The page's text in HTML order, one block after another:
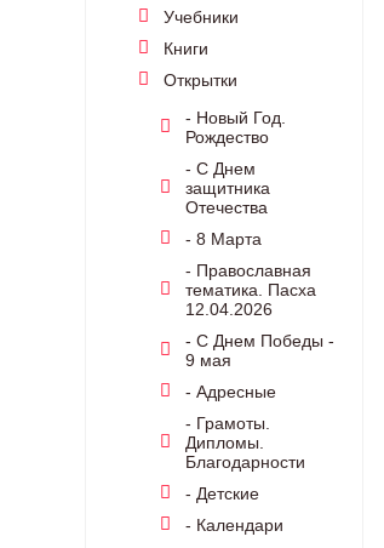
Учебники
Книги
Открытки
- Новый Год.
Рождество
- С Днем
защитника
Отечества
- 8 Марта
- Православная
тематика. Пасха
12.04.2026
- С Днем Победы -
9 мая
- Адресные
- Грамоты.
Дипломы.
Благодарности
- Детские
- Календари